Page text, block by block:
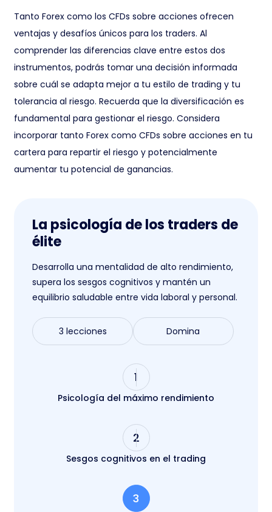
Tanto Forex como los CFDs sobre acciones ofrecen
ventajas y desafíos únicos para los traders. Al
comprender las diferencias clave entre estos dos
instrumentos, podrás tomar una decisión informada
sobre cuál se adapta mejor a tu estilo de trading y tu
tolerancia al riesgo. Recuerda que la diversificación es
fundamental para gestionar el riesgo. Considera
incorporar tanto Forex como CFDs sobre acciones en tu
cartera para repartir el riesgo y potencialmente
aumentar tu potencial de ganancias.
La psicología de los traders de
élite
Desarrolla una mentalidad de alto rendimiento,
supera los sesgos cognitivos y mantén un
equilibrio saludable entre vida laboral y personal.
3 lecciones Domina
1
Psicología del máximo rendimiento
2
Sesgos cognitivos en el trading
3